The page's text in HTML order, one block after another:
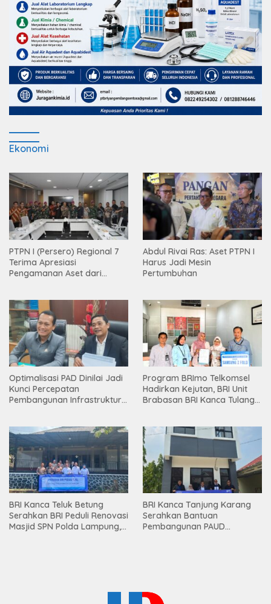
Ekonomi
PTPN I (Persero) Regional 7
Terima Apresiasi
Pengamanan Aset dari
Abdul Rivai Ras: Aset PTPN I
Harus Jadi Mesin
Pertumbuhan
Optimalisasi PAD Dinilai Jadi
Kunci Percepatan
Pembangunan Infrastruktur
Program BRImo Telkomsel
Hadirkan Kejutan, BRI Unit
Brabasan BRI Kanca Tulang
Mesuji
BRI Kanca Teluk Betung
Serahkan BRI Peduli Renovasi
Masjid SPN Polda Lampung,
BRI Kanca Tanjung Karang
Serahkan Bantuan
Pembangunan PAUD